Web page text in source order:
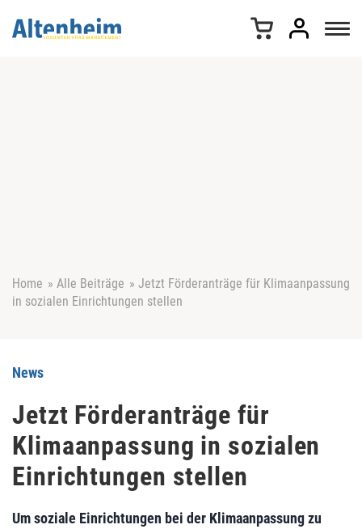
Home » Alle Beiträge » Jetzt Förderanträge für Klimaanpassung
in sozialen Einrichtungen stellen
News
Jetzt Förderanträge für
Klimaanpassung in sozialen
Einrichtungen stellen
Um soziale Einrichtungen bei der Klimaanpassung zu